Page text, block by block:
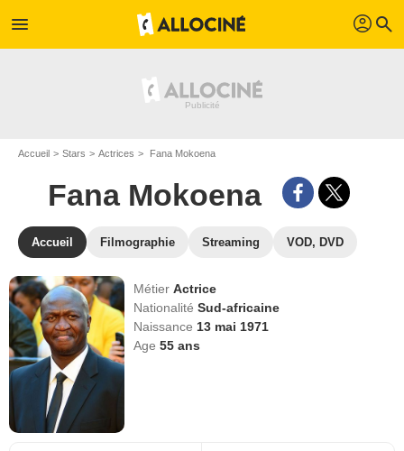
menu profil search
Accueil Stars Actrices Fana Mokoena
Fana Mokoena
Accueil Filmographie Streaming VOD, DVD
MétierActrice
NationalitéSud-africaine
Naissance 13 mai 1971
Age55 ans